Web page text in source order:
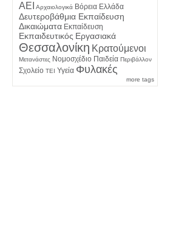
ΑΕΙ
Αρχαιολογικά Βόρεια Ελλάδα
Δευτεροβάθμια Εκπαίδευση
Δικαιώματα Εκπαίδευση
Εκπαιδευτικός Εργασιακά
Θεσσαλονίκη Κρατούμενοι
Μετανάστες Νομοσχέδιο Παιδεία Περιβάλλον
Σχολείο ΤΕΙ Υγεία Φυλακές
more tags